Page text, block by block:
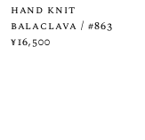
hand knit
balaclava / #863
¥16,500